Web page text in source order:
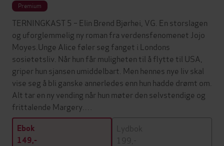
Premium
TERNINGKAST 5 – Elin Brend Bjørhei, VG. En storslagen
og uforglemmelig ny roman fra verdensfenomenet Jojo
Moyes.Unge Alice føler seg fanget i Londons
sosietetsliv. Når hun får muligheten til å flytte til USA,
griper hun sjansen umiddelbart. Men hennes nye liv skal
vise seg å bli ganske annerledes enn hun hadde drømt om.
Alt tar en ny vending når hun møter den selvstendige og
frittalende Margery.…
Ebok
149,-
Lydbok
199,-